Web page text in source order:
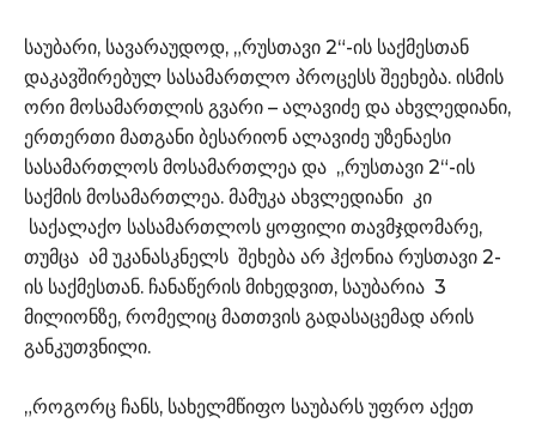
საუბარი, სავარაუდოდ, „რუსთავი 2“-ის საქმესთან
დაკავშირებულ სასამართლო პროცესს შეეხება. ისმის
ორი მოსამართლის გვარი – ალავიძე და ახვლედიანი,
ერთერთი მათგანი ბესარიონ ალავიძე უზენაესი
სასამართლოს მოსამართლეა და „რუსთავი 2“-ის
საქმის მოსამართლეა. მამუკა ახვლედიანი კი
საქალაქო სასამართლოს ყოფილი თავმჯდომარე,
თუმცა ამ უკანასკნელს შეხება არ ჰქონია რუსთავი 2-
ის საქმესთან. ჩანაწერის მიხედვით, საუბარია 3
მილიონზე, რომელიც მათთვის გადასაცემად არის
განკუთვნილი.
„როგორც ჩანს, სახელმწიფო საუბარს უფრო აქეთ